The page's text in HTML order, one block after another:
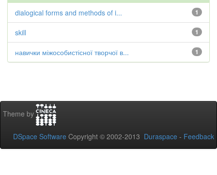
1
dialogical forms and methods of i...
1
skill
1
навички міжособистісної творчої в...
Theme by
DSpace Software Copyright © 2002-2013 Duraspace - Feedback